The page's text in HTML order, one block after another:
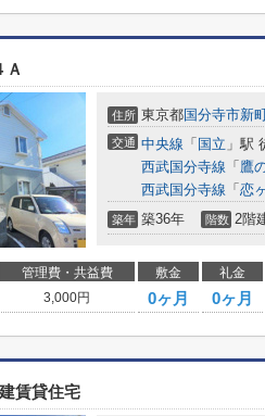
Ａ
住所 東京都国分寺市新
交通 中央線 「 国立 」駅
西武国分寺線 「 鷹
西武国分寺線 「 恋
築年 築36年 階数 2階
管理費・共益費 敷金 礼金
3,000円 0ヶ月 0ヶ月
賃貸住宅